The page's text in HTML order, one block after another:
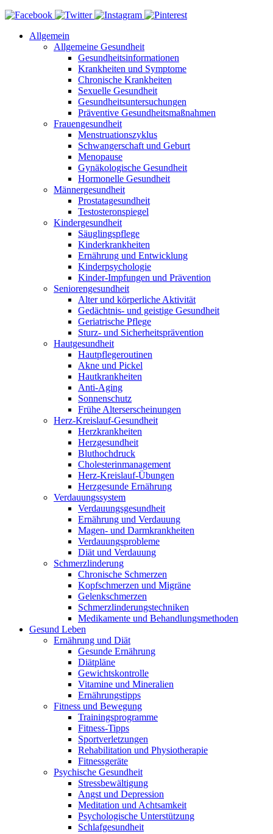
Allgemein
Allgemeine Gesundheit
Gesundheitsinformationen
Krankheiten und Symptome
Chronische Krankheiten
Sexuelle Gesundheit
Gesundheitsuntersuchungen
Präventive Gesundheitsmaßnahmen
Frauengesundheit
Menstruationszyklus
Schwangerschaft und Geburt
Menopause
Gynäkologische Gesundheit
Hormonelle Gesundheit
Männergesundheit
Prostatagesundheit
Testosteronspiegel
Kindergesundheit
Säuglingspflege
Kinderkrankheiten
Ernährung und Entwicklung
Kinderpsychologie
Kinder-Impfungen und Prävention
Seniorengesundheit
Alter und körperliche Aktivität
Gedächtnis- und geistige Gesundheit
Geriatrische Pflege
Sturz- und Sicherheitsprävention
Hautgesundheit
Hautpflegeroutinen
Akne und Pickel
Hautkrankheiten
Anti-Aging
Sonnenschutz
Frühe Alterserscheinungen
Herz-Kreislauf-Gesundheit
Herzkrankheiten
Herzgesundheit
Bluthochdruck
Cholesterinmanagement
Herz-Kreislauf-Übungen
Herzgesunde Ernährung
Verdauungssystem
Verdauungsgesundheit
Ernährung und Verdauung
Magen- und Darmkrankheiten
Verdauungsprobleme
Diät und Verdauung
Schmerzlinderung
Chronische Schmerzen
Kopfschmerzen und Migräne
Gelenkschmerzen
Schmerzlinderungstechniken
Medikamente und Behandlungsmethoden
Gesund Leben
Ernährung und Diät
Gesunde Ernährung
Diätpläne
Gewichtskontrolle
Vitamine und Mineralien
Ernährungstipps
Fitness und Bewegung
Trainingsprogramme
Fitness-Tipps
Sportverletzungen
Rehabilitation und Physiotherapie
Fitnessgeräte
Psychische Gesundheit
Stressbewältigung
Angst und Depression
Meditation und Achtsamkeit
Psychologische Unterstützung
Schlafgesundheit